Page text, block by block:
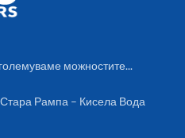
можностите...
Рампа – Кисела Вода